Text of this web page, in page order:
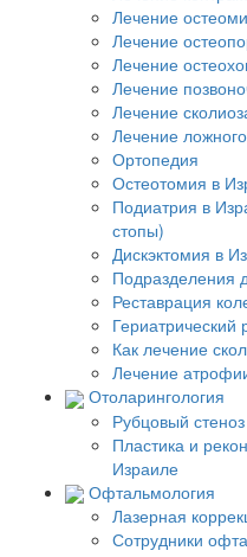
Лечение
Лечение
Лечение
Лечение
Лечение
Лечение
Ортопедия
Остеотомия в
Подиатрия в
стопы)
Дискэктомия в
Подразделения
Реставрация
Как лечение
Лечение
Отоларингология
Рубцовый
Пластика и
Израиле
Офтальмология
Лазерная
Сотрудники